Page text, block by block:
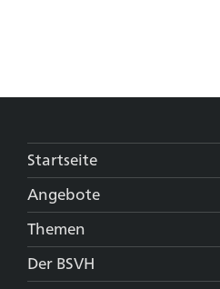
Startseite
Angebote
Themen
Der BSVH